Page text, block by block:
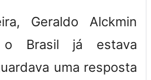
Geraldo Alckmin
o Brasil já estava
uma resposta